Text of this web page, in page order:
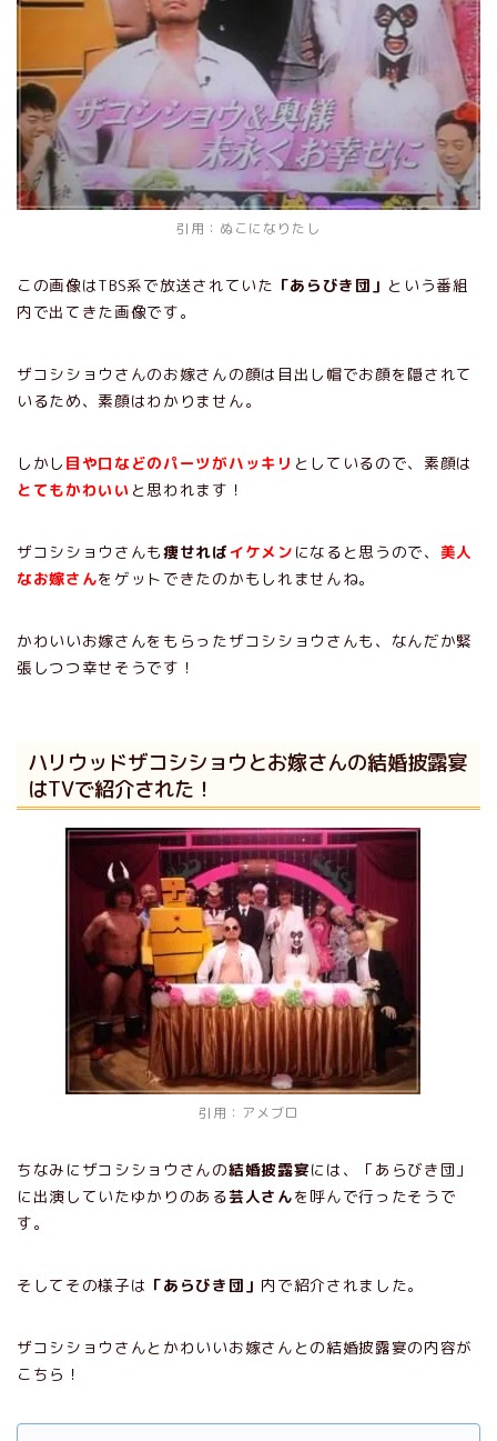
引用：ぬこになりたし
この画像はTBS系で放送されていた 「あらびき団」 という番組
内で出てきた画像です。
ザコシショウさんのお嫁さんの顔は目出し帽でお顔を隠されて
いるため、素顔はわかりません。
しかし 目や口などのパーツがハッキリ としているので、素顔は
とてもかわいい と思われます！
ザコシショウさんも痩せればイケメン になると思うので、 美人
なお嫁さんをゲットできたのかもしれませんね。
かわいいお嫁さんをもらったザコシショウさんも、なんだか緊
張しつつ幸せそうです！
ハリウッドザコシショウとお嫁さんの結婚披露宴
はTVで紹介された！
引用： アメブロ
ちなみにザコシショウさんの結婚披露宴には、「あらびき団」
に出演していたゆかりのある芸人さんを呼んで行ったそうで
す。
そしてその様子は 「あらびき団」 内で紹介されました。
ザコシショウさんとかわいいお嫁さんとの結婚披露宴の内容が
こちら！